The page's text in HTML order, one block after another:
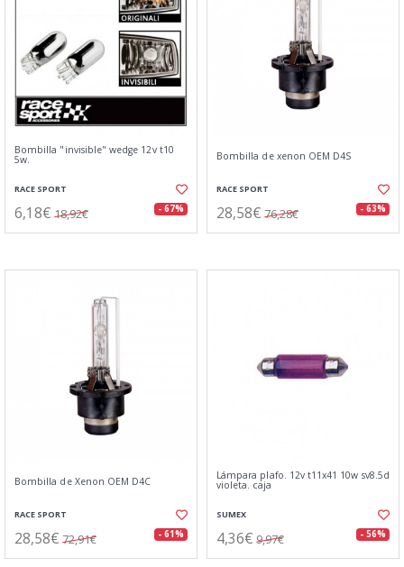
Bombilla "invisible" wedge 12v t10
5w.
RACE SPORT
6,18€ 18,92€ - 67%
Bombilla de xenon OEM D4S
RACE SPORT
28,58€ 76,28€ - 63%
Bombilla de Xenon OEM D4C
RACE SPORT
28,58€ 72,91€ - 61%
Lámpara plafo. 12v t11x41 10w sv8.5d
violeta. caja
SUMEX
4,36€ 9,97€ - 56%